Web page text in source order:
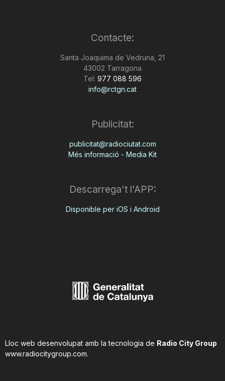
Contacte:
Santa Joaquima de Vedruna, 21
43002 Tarragona
Tel: 977 088 596
info@rctgn.cat
Publicitat:
publicitat@radiociutat.com
Més informació - Media Kit
Descarrega't l'APP:
Disponible per iOS i Android
Lloc web desenvolupat amb la tecnologia de Radio City Group
www.radiocitygroup.com.